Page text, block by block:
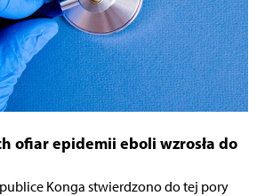
ofiar epidemii eboli wzrosła do
Konga stwierdzono do tej pory